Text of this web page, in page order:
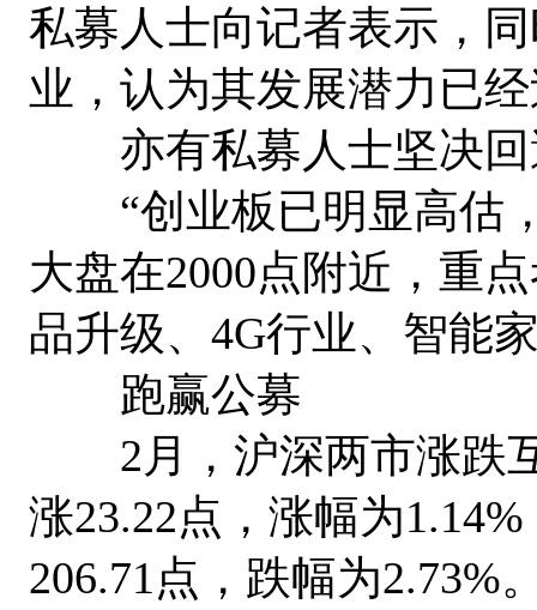
私募人士向记者表示，
业，认为其发展潜力已
亦有私募人士坚决回
“创业板已明显高估，
大盘在2000点附近，重
品升级、4G行业、智能
跑赢公募
2月，沪深两市涨跌互
涨23.22点，涨幅为
206.71点，跌幅为2.73%